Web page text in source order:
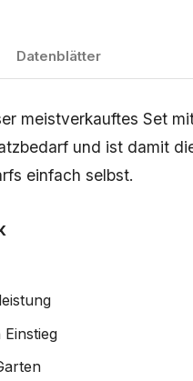
Datenblätter
meistverkauftes Set
und ist damit
einfach selbst.